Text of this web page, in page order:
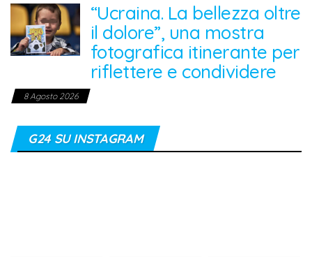
“Ucraina. La bellezza oltre
il dolore”, una mostra
fotografica itinerante per
riflettere e condividere
8 Agosto 2026
G24 SU INSTAGRAM